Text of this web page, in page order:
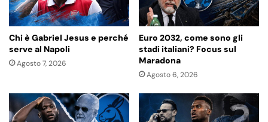
Chi è Gabriel Jesus e perché
serve al Napoli
Agosto 7, 2026
Euro 2032, come sono gli
stadi italiani? Focus sul
Maradona
Agosto 6, 2026